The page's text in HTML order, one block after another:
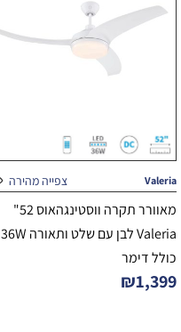
צפייה מהירה Valeria
מאוורר תקרה ווסטינגהאוס 52"
Valeria לבן עם שלט ותאורה 36W
כולל דימר
₪1,399